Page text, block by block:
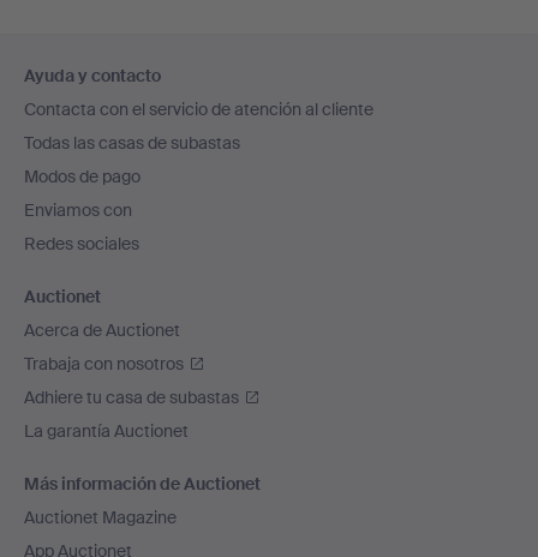
en
el
pie
de
página
Ayuda y contacto
Contacta con el servicio de atención al cliente
Todas las casas de subastas
Modos de pago
Enviamos con
Redes sociales
Auctionet
Acerca de Auctionet
Trabaja con nosotros
Adhiere tu casa de subastas
La garantía Auctionet
Más información de Auctionet
Auctionet Magazine
App Auctionet